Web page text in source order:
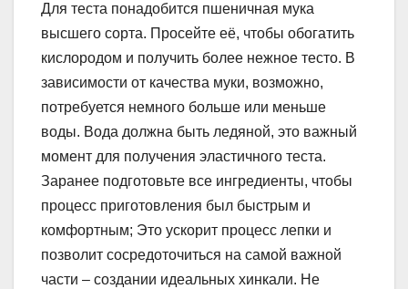
Для теста понадобится пшеничная мука
высшего сорта. Просейте её, чтобы обогатить
кислородом и получить более нежное тесто. В
зависимости от качества муки, возможно,
потребуется немного больше или меньше
воды. Вода должна быть ледяной, это важный
момент для получения эластичного теста.
Заранее подготовьте все ингредиенты, чтобы
процесс приготовления был быстрым и
комфортным; Это ускорит процесс лепки и
позволит сосредоточиться на самой важной
части – создании идеальных хинкали. Не